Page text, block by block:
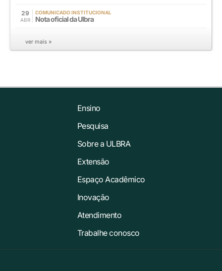
29
ABR
COMUNICADO INSTITUCIONAL
Nota oficial da Ulbra
ver mais »
Ensino
Pesquisa
Sobre a ULBRA
Extensão
Espaço Acadêmico
Inovação
Atendimento
Trabalhe conosco